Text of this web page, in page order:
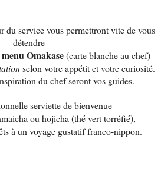
du service vous permettront vite de vous
détendre
menu Omakase(carte blanche au chef)
selon votre appétit et votre curiosité.
du chef seront vos guides.
serviette de bienvenue
ou hojicha (thé vert torréfié),
à un voyage gustatif franco-nippon.